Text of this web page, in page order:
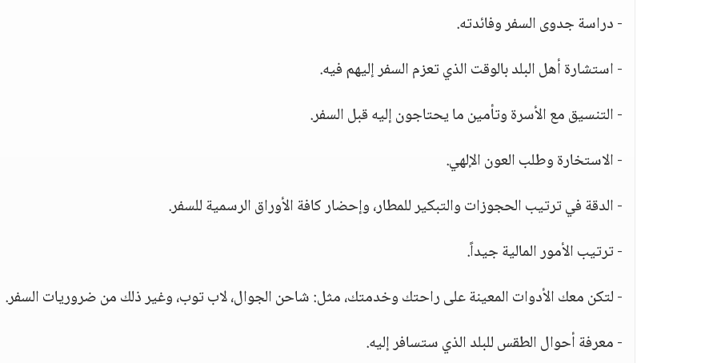
- دراسة جدوى السفر وفائدته.
- استشارة أهل البلد بالوقت الذي تعزم السفر إليهم فيه.
- التنسيق مع الأسرة وتأمين ما يحتاجون إليه قبل السفر.
- الاستخارة وطلب العون الإلهي.
- الدقة في ترتيب الحجوزات والتبكير للمطار، وإحضار كافة الأوراق الرسمية للسفر.
- ترتيب الأمور المالية جيداً.
- لتكن معك الأدوات المعينة على راحتك وخدمتك، مثل: شاحن الجوال، لاب توب، وغير ذلك من ضروريات السفر.
- معرفة أحوال الطقس للبلد الذي ستسافر إليه.